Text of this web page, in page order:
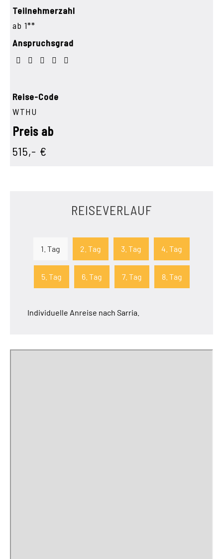
Teilnehmerzahl
ab 1**
Anspruchsgrad
Reise-Code
WTHU
Preis ab
515,- €
REISEVERLAUF
1. Tag 2. Tag 3. Tag 4. Tag
5. Tag 6. Tag 7. Tag 8. Tag
Individuelle Anreise nach Sarria.